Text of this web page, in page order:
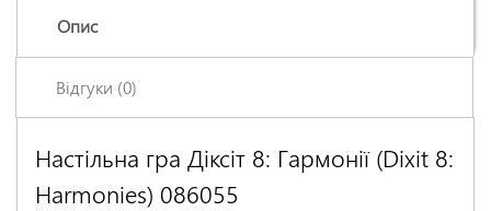
Опис
Відгуки (0)
Настільна гра Діксіт 8: Гармонії (Dixit 8:
Harmonies) 086055
Залишіть відгук про цей товар першими
*
Ім'я